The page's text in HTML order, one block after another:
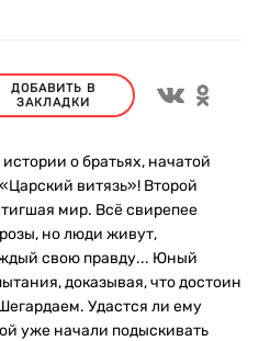
ДОБАВИТЬ В
ЗАКЛАДКИ
о братьях, начатой
витязь»! Второй
мир. Всё свирепее
но люди живут,
свою правду... Юный
доказывая, что достоин
Удастся ли ему
уже начали подыскивать